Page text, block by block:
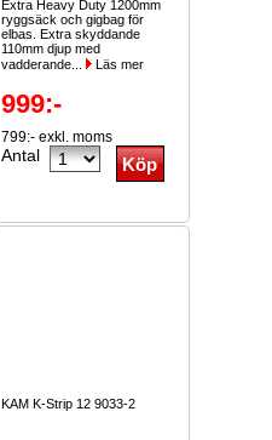
Extra Heavy Duty 1200mm
ryggsäck och gigbag för
elbas. Extra skyddande
110mm djup med
vadderande...
Läs mer
999:-
799:- exkl. moms
Antal
KAM K-Strip 12 9033-2